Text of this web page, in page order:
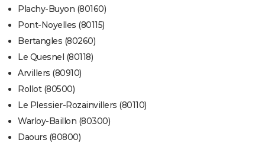
Plachy-Buyon (80160)
Pont-Noyelles (80115)
Bertangles (80260)
Le Quesnel (80118)
Arvillers (80910)
Rollot (80500)
Le Plessier-Rozainvillers (80110)
Warloy-Baillon (80300)
Daours (80800)